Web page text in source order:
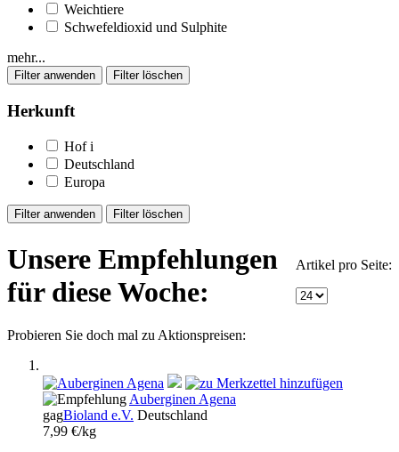
Weichtiere
Schwefeldioxid und Sulphite
mehr...
Herkunft
Hof i
Deutschland
Europa
Artikel pro Seite:
Unsere Empfehlungen
für diese Woche:
Probieren Sie doch mal zu Aktionspreisen:
Auberginen Agena
gagBioland e.V. Deutschland
7,99 €/kg